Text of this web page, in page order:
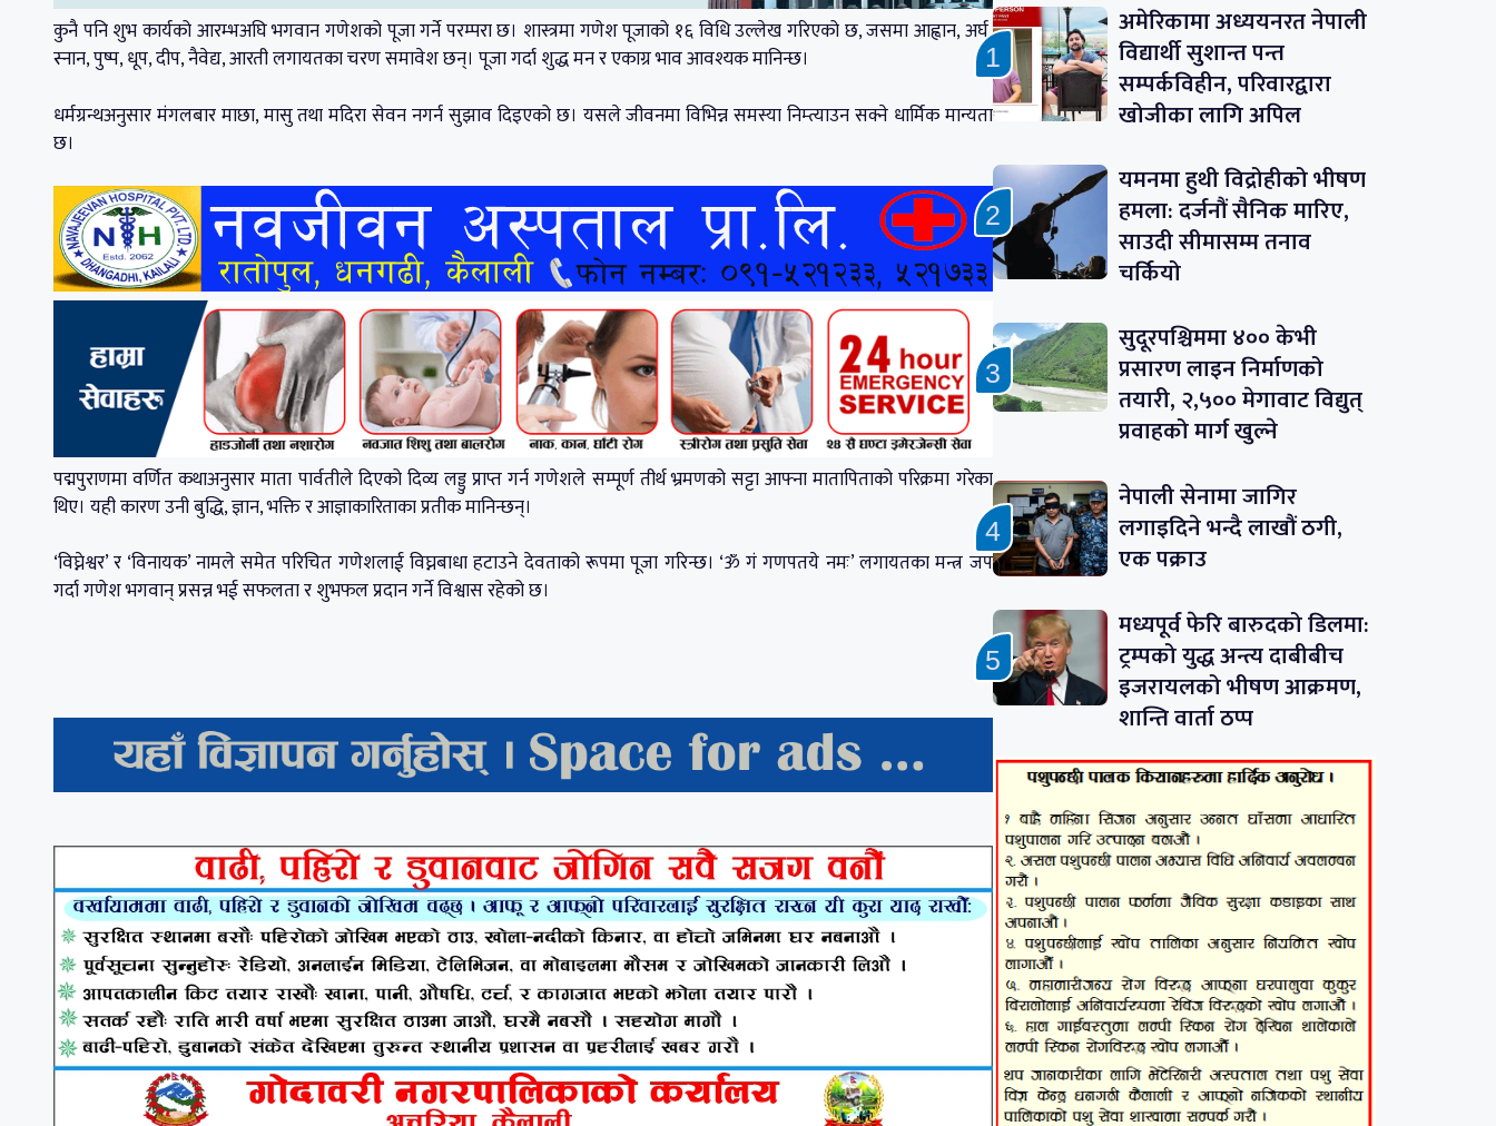
कुनै पनि शुभ कार्यको आरम्भअघि भगवान गणेशको पूजा गर्ने परम्परा छ। शास्त्रमा गणेश पूजाको १६ विधि उल्लेख गरिएको छ, जसमा आह्वान, अर्घ,
स्नान, पुष्प, धूप, दीप, नैवेद्य, आरती लगायतका चरण समावेश छन्। पूजा गर्दा शुद्ध मन र एकाग्र भाव आवश्यक मानिन्छ।
धर्मग्रन्थअनुसार मंगलबार माछा, मासु तथा मदिरा सेवन नगर्न सुझाव दिइएको छ। यसले जीवनमा विभिन्न समस्या निम्त्याउन सक्ने धार्मिक मान्यता
छ।
पद्मपुराणमा वर्णित कथाअनुसार माता पार्वतीले दिएको दिव्य लड्डु प्राप्त गर्न गणेशले सम्पूर्ण तीर्थ भ्रमणको सट्टा आफ्ना मातापिताको परिक्रमा गरेका
थिए। यही कारण उनी बुद्धि, ज्ञान, भक्ति र आज्ञाकारिताका प्रतीक मानिन्छन्।
‘विघ्नेश्वर’ र ‘विनायक’ नामले समेत परिचित गणेशलाई विघ्नबाधा हटाउने देवताको रूपमा पूजा गरिन्छ। ‘ॐ गं गणपतये नमः’ लगायतका मन्त्र जप
गर्दा गणेश भगवान् प्रसन्न भई सफलता र शुभफल प्रदान गर्ने विश्वास रहेको छ।
अमेरिकामा अध्ययनरत नेपाली
विद्यार्थी सुशान्त पन्त
सम्पर्कविहीन, परिवारद्वारा
खोजीका लागि अपिल
यमनमा हुथी विद्रोहीको भीषण
हमला: दर्जनौं सैनिक मारिए,
साउदी सीमासम्म तनाव
चर्कियो
सुदूरपश्चिममा ४०० केभी
प्रसारण लाइन निर्माणको
तयारी, २,५०० मेगावाट विद्युत्
प्रवाहको मार्ग खुल्ने
नेपाली सेनामा जागिर
लगाइदिने भन्दै लाखौं ठगी,
एक पक्राउ
मध्यपूर्व फेरि बारुदको डिलमा:
ट्रम्पको युद्ध अन्त्य दाबीबीच
इजरायलको भीषण आक्रमण,
शान्ति वार्ता ठप्प